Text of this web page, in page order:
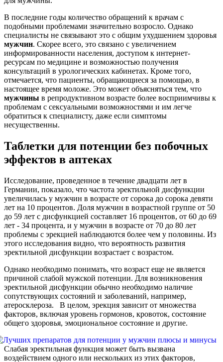
В последние годы количество обращений к врачам с
подобными проблемами значительно возросло. Однако
специалисты не связывают это с общим ухудшением здоровья
мужчин. Скорее всего, это связано с увеличением
информированности населения, доступом к интернет-
ресурсам по медицине и возможностью получения
консультаций в урологических кабинетах. Кроме того,
отмечается, что пациенты, обращающиеся за помощью, в
настоящее время моложе. Это может объясняться тем, что
мужчины в репродуктивном возрасте более восприимчивы к
проблемам с сексуальными возможностями и им легче
обратиться к специалисту, даже если симптомы
несущественны.
Таблетки для потенции без побочных
эффектов в аптеках
Исследование, проведенное в течение двадцати лет в
Германии, показало, что частота эректильной дисфункции
увеличилась у мужчин в возрасте от сорока до сорока девяти
лет на 10 процентов. Доля мужчин в возрастной группе от 50
до 59 лет с дисфункцией составляет 16 процентов, от 60 до 69
лет - 34 процента, и у мужчин в возрасте от 70 до 80 лет
проблемы с эрекцией наблюдаются более чем у половины. Из
этого исследования видно, что вероятность развития
эректильной дисфункции возрастает с возрастом.
Однако необходимо понимать, что возраст еще не является
причиной слабой мужской потенции. Для возникновения
эректильной дисфункции обычно необходимо наличие
сопутствующих состояний и заболеваний, например,
атеросклероза. В целом, эрекция зависит от множества
факторов, включая уровень гормонов, кровоток, состояние
общего здоровья, эмоциональное состояние и другие.
Слабая эректильная функция может быть вызвана
воздействием одного или нескольких из этих факторов,